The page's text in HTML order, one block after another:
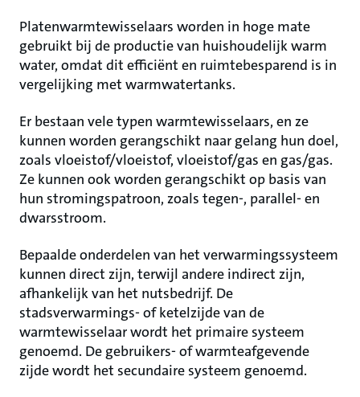
Platenwarmtewisselaars worden in hoge mate
gebruikt bij de productie van huishoudelijk warm
water, omdat dit efficiënt en ruimtebesparend is in
vergelijking met warmwatertanks.
Er bestaan vele typen warmtewisselaars, en ze
kunnen worden gerangschikt naar gelang hun doel,
zoals vloeistof/vloeistof, vloeistof/gas en gas/gas.
Ze kunnen ook worden gerangschikt op basis van
hun stromingspatroon, zoals tegen-, parallel- en
dwarsstroom.
Bepaalde onderdelen van het verwarmingssysteem
kunnen direct zijn, terwijl andere indirect zijn,
afhankelijk van het nutsbedrijf. De
stadsverwarmings- of ketelzijde van de
warmtewisselaar wordt het primaire systeem
genoemd. De gebruikers- of warmteafgevende
zijde wordt het secundaire systeem genoemd.